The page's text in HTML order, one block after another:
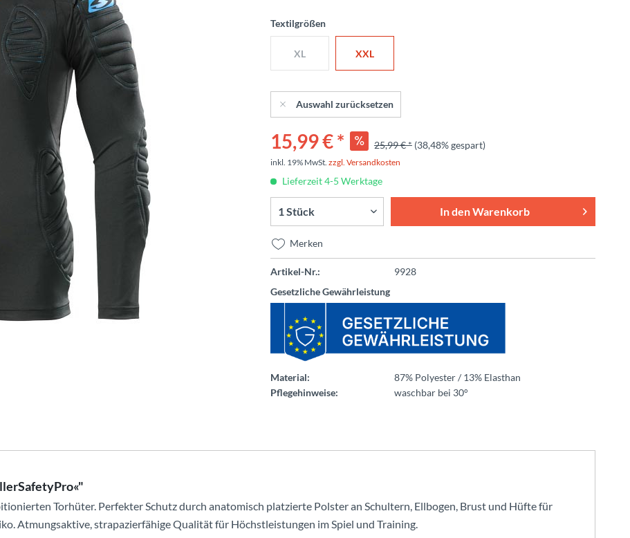
Textilgrößen
XL XXL
Auswahl zurücksetzen
15,99 € * 25,99 € * (38,48% gespart)
inkl. 19% MwSt. zzgl. Versandkosten
Lieferzeit 4-5 Werktage
In denWarenkorb
Merken
Artikel-Nr.:
9928
Gesetzliche Gewährleistung
Material:
87% Polyester / 13% Elasthan
Pflegehinweise:
waschbar bei 30°
Torhüter. Perfekter Schutz durch anatomisch platzierte Polster an Schultern, Ellbogen, Brust und Hüfte für
Atmungsaktive, strapazierfähige Qualität für Höchstleistungen im Spiel und Training.